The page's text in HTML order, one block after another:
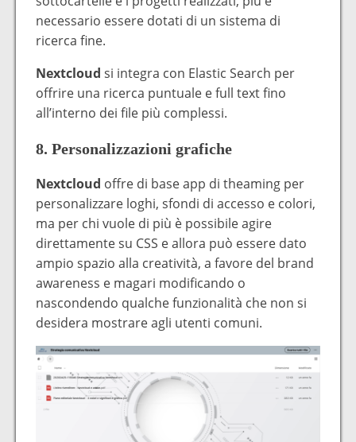
necessario essere dotati di un sistema di
ricerca fine.
Nextcloud si integra con Elastic Search per
offrire una ricerca puntuale e full text fino
all’interno dei file più complessi.
8. Personalizzazioni grafiche
Nextcloud offre di base app di theaming per
personalizzare loghi, sfondi di accesso e colori,
ma per chi vuole di più è possibile agire
direttamente su CSS e allora può essere dato
ampio spazio alla creatività, a favore del brand
awareness e magari modificando o
nascondendo qualche funzionalità che non si
desidera mostrare agli utenti comuni.